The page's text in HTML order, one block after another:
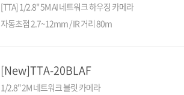
[TTA] 1/2.8" 5M AI 네트워크 하우징 카메라
자동초점 2.7~12mm / IR 거리 80m
[New]TTA-20BLAF
1/2.8" 2M 네트워크 블릿 카메라